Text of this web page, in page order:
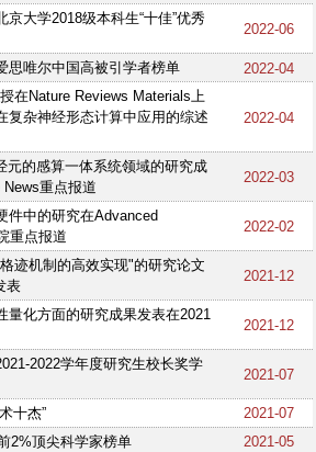
大学2018级本科生“十佳”优秀
2022-06
思唯尔中国高被引学者榜单
2022-04
在Nature Reviews Materials上
复杂神经形态计算中应用的综述
2022-04
元的感算一体系统领域的研究成
重点报道
2022-03
件中的研究在Advanced
重点报道
2022-02
迹机制的高效实现"的研究论文
表
2021-12
量化方面的研究成果发表在2021
2021-12
2022学年度研究生校长奖学
2021-07
十杰”
2021-07
2%顶尖科学家榜单
2021-05